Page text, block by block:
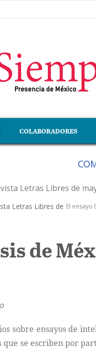
COLABORADORES
Letras Libres de El
de
sobre ensayos de
se escriben por